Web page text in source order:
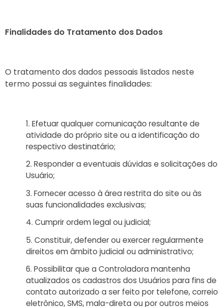
Finalidades do Tratamento dos Dados
O tratamento dos dados pessoais listados neste
termo possui as seguintes finalidades:
Efetuar qualquer comunicação resultante de
atividade do próprio site ou a identificação do
respectivo destinatário;
Responder a eventuais dúvidas e solicitações do
Usuário;
Fornecer acesso à área restrita do site ou às
suas funcionalidades exclusivas;
Cumprir ordem legal ou judicial;
Constituir, defender ou exercer regularmente
direitos em âmbito judicial ou administrativo;
Possibilitar que a Controladora mantenha
atualizados os cadastros dos Usuários para fins de
contato autorizado a ser feito por telefone, correio
eletrônico, SMS, mala-direta ou por outros meios